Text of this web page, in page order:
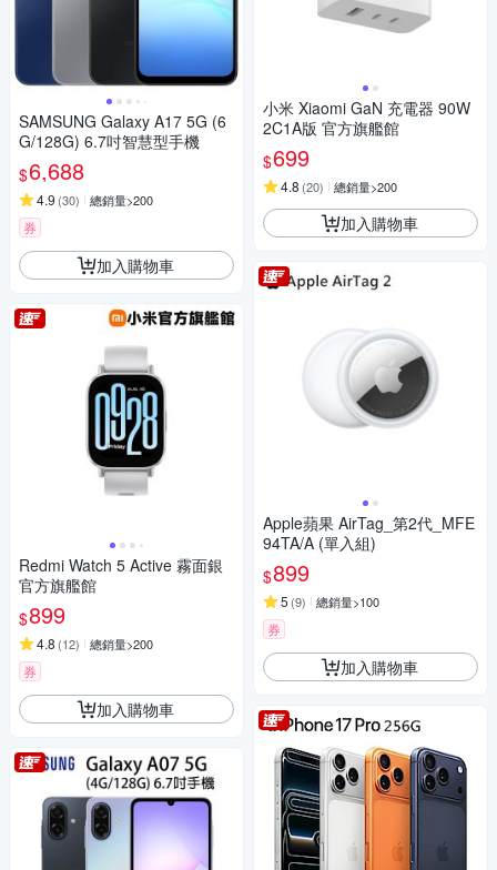
SAMSUNG Galaxy A17 5G (6
G/128G) 6.7吋智慧型手機
$6,688
4.9 (30) 總銷量>200
券
加入購物車
Redmi Watch 5 Active 霧面銀
官方旗艦館
$899
4.8 (12) 總銷量>200
券
加入購物車
小米 Xiaomi GaN 充電器 90W
2C1A版 官方旗艦館
$699
4.8 (20) 總銷量>200
加入購物車
Apple蘋果 AirTag_第2代_MFE
94TA/A (單入組)
$899
5 (9) 總銷量>100
券
加入購物車